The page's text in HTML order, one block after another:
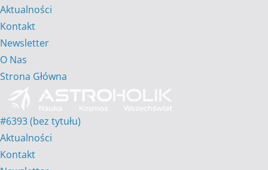
Aktualności
Kontakt
Newsletter
O Nas
Strona Główna
#6393 (bez tytułu)
Aktualności
Kontakt